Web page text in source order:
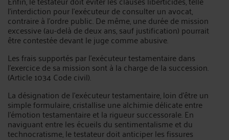
l’interdiction pour l’exécuteur de consulter un avocat,
contraire à l’ordre public. De même, une durée de mission
excessive (au-delà de deux ans, sauf justification) pourrait
être contestée devant le juge comme abusive.
Les frais supportés par l'exécuteur testamentaire dans
l'exercice de sa mission sont à la charge de la succession.
(Article 1034 Code civil).
La désignation de l’exécuteur testamentaire, loin d’être un
simple formulaire, cristallise une alchimie délicate entre
l’émotion testamentaire et la rigueur successorale. En
naviguant entre les écueils du sentimentalisme et du
technocratisme, le testateur doit anticiper les fissures